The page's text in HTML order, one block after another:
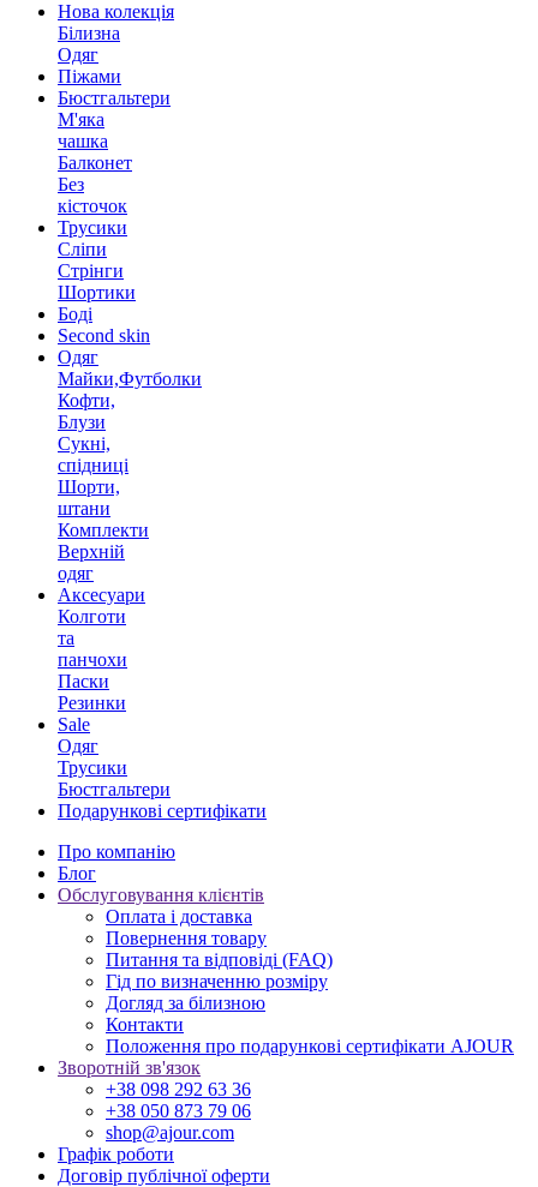
Нова колекція
Білизна
Одяг
Піжами
Бюстгальтери
М'яка
чашка
Балконет
Без
кісточок
Трусики
Сліпи
Стрінги
Шортики
Боді
Second skin
Одяг
Майки,Футболки
Кофти,
Блузи
Сукні,
спідниці
Шорти,
штани
Комплекти
Верхній
одяг
Аксесуари
Колготи
та
панчохи
Паски
Резинки
Sale
Одяг
Трусики
Бюстгальтери
Подарункові сертифікати
Про компанію
Блог
Обслуговування клієнтів
Оплата і доставка
Повернення товару
Питання та відповіді (FAQ)
Гід по визначенню розміру
Догляд за білизною
Контакти
Положення про подарункові сертифікати AJOUR
Зворотній зв'язок
+38 098 292 63 36
+38 050 873 79 06
shop@ajour.com
Графік роботи
Договір публічної оферти